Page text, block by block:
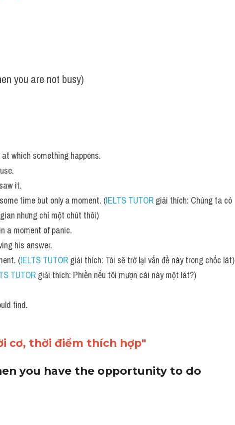
you are not busy)
which something happens.
it.
time but only a moment. (IELTS TUTOR giải thích: Chúng ta có
nhưng chỉ một chút thôi)
a moment of panic.
his answer.
(IELTS TUTOR giải thích: Tôi sẽ trở lại vấn đề này trong chốc lát)
TUTOR giải thích: Phiền nếu tôi mượn cái này một lát?)
find.
cơ, thời điểm thích hợp"
you have the opportunity to do